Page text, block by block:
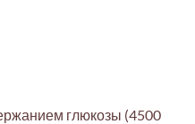
глюкозы (4500